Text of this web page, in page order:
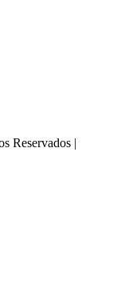
Reservados |